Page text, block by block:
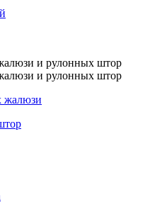
и рулонных штор
и рулонных штор
жалюзи